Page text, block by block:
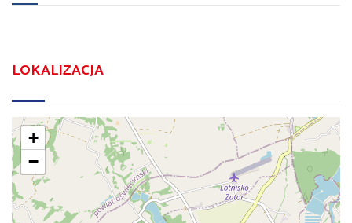
LOKALIZACJA
+
−